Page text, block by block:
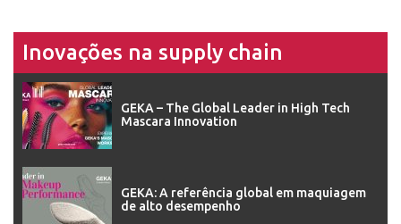
Inovações na supply chain
GEKA – The Global Leader in High Tech
Mascara Innovation
GEKA: A referência global em maquiagem
de alto desempenho